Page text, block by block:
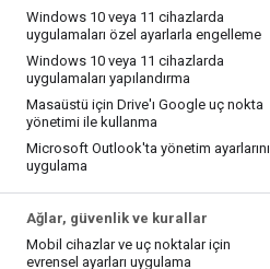
Windows 10 veya 11 cihazlarda
uygulamaları özel ayarlarla engelleme
Windows 10 veya 11 cihazlarda
uygulamaları yapılandırma
Masaüstü için Drive'ı Google uç nokta
yönetimi ile kullanma
Microsoft Outlook'ta yönetim ayarlarını
uygulama
Ağlar, güvenlik ve kurallar
Mobil cihazlar ve uç noktalar için
evrensel ayarları uygulama